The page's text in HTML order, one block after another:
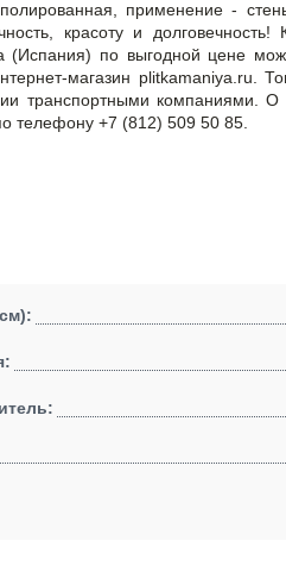
применение -
красоту и долговечность!
(Испания) по выгодной цене
магазин plitkamaniya.ru.
транспортными компаниями. О
телефону +7 (812) 509 50 85.